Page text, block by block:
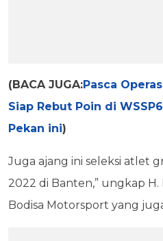
(BACA JUGA:Pasca
Siap Rebut Poin di
Pekan ini)
Juga ajang ini seleksi atlet
2022 di Banten,” ungkap
Bodisa Motorsport yang